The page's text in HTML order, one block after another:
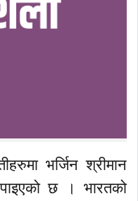
भर्जिन श्रीमान
छ । भारतको